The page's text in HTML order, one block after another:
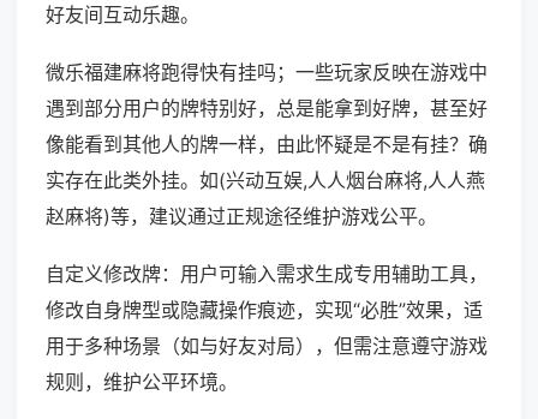
好友间互动乐趣。
微乐福建麻将跑得快有挂吗；一些玩家反映在游戏中
遇到部分用户的牌特别好，总是能拿到好牌，甚至好
像能看到其他人的牌一样，由此怀疑是不是有挂？确
实存在此类外挂。如(兴动互娱,人人烟台麻将,人人燕
赵麻将)等，建议通过正规途径维护游戏公平。
自定义修改牌：用户可输入需求生成专用辅助工具，
修改自身牌型或隐藏操作痕迹，实现“必胜”效果，适
用于多种场景（如与好友对局），但需注意遵守游戏
规则，维护公平环境。